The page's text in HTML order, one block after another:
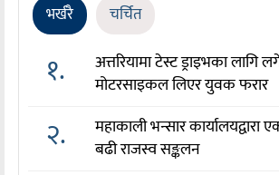
भर्खरै चर्चित
१.
अत्तरियामा टेस्ट ड्राइभका लागि
मोटरसाइकल लिएर युवक फरार
२.
महाकाली भन्सार कार्यालयद्वारा
बढी राजस्व सङ्कलन